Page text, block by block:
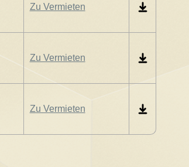
Zu Vermieten
Zu Vermieten
Zu Vermieten